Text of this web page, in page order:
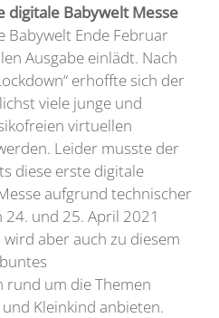
Babywelt Messe
Babywelt Ende Februar
Ausgabe einlädt. Nach
erhoffte sich der
viele junge und
virtuellen
Leider musste der
diese erste digitale
aufgrund technischer
24. und 25. April 2021
aber auch zu diesem
um die Themen
Kleinkind anbieten.